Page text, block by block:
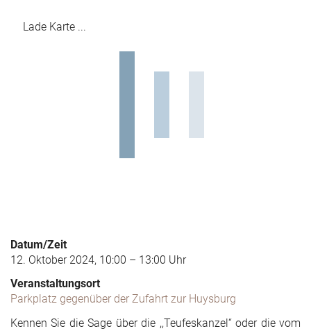
Lade Karte ...
Datum/Zeit
12. Oktober 2024, 10:00 – 13:00 Uhr
Veranstaltungsort
Parkplatz gegenüber der Zufahrt zur Huysburg
Kennen Sie die Sage über die ,,Teufeskanzel“ oder die vom